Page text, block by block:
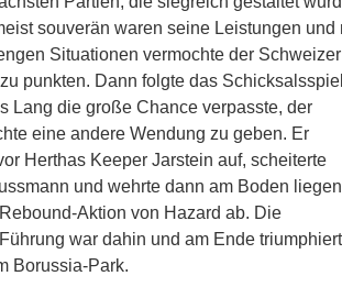
souverän waren seine Leistungen und
Situationen vermochte der Schweizer
punkten. Dann folgte das
Lang die große Chance verpasste, der
eine andere Wendung zu geben. Er
Herthas Keeper Jarstein auf, scheiterte
und wehrte dann am Boden
Aktion von Hazard ab. Die
war dahin und am Ende
Borussia-Park.